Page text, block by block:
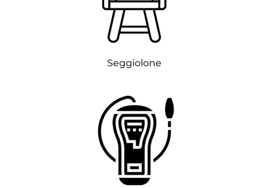
Seggiolone